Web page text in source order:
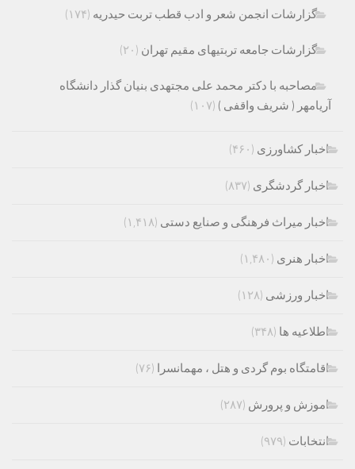
گزارشات انجمن شعر و ادب قطب تربت حیدریه (۱۷۴)
گزارشات جامعه تربتیهای مقیم تهران (۲۰)
مصاحبه با دکتر محمد علی مجتهدی بنیان گذار دانشگاه
آریامهر ( شریف واقفی ) (۱۰۷)
اخبار کشاورزی (۴۶۰)
اخبار گردشگری (۸۳۷)
اخبار میراث فرهنگی و صنایع دستی (۱,۴۱۸)
اخبار هنری (۱,۴۸۰)
اخبار ورزشی (۱۲۸)
اطلاعیه ها (۳۴۸)
اقامتگاه بوم گردی و هتل ، مهمانسرا (۷۶)
اموزش و پرورش (۲۸۷)
انتخابات (۹۷۹)